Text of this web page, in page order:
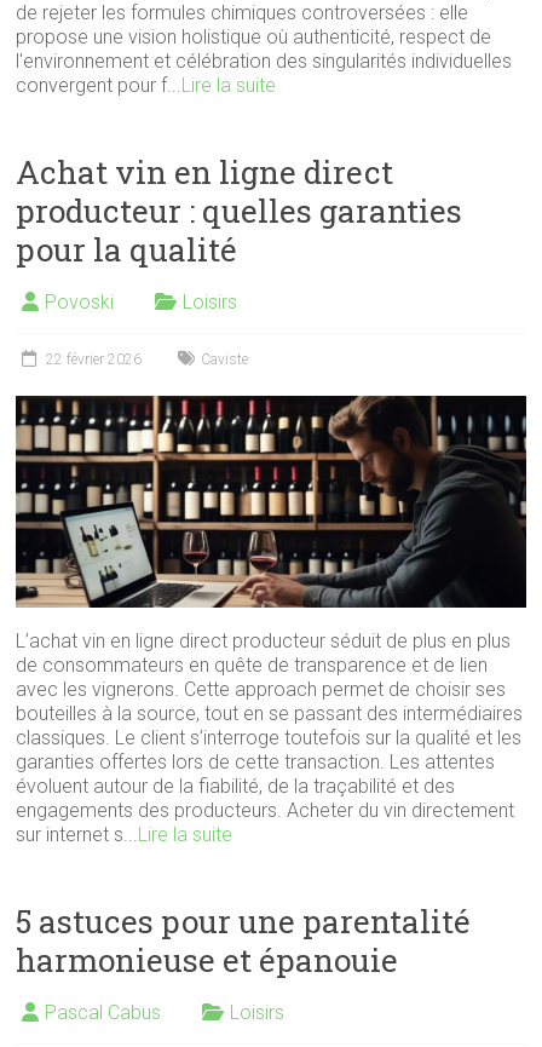
de rejeter les formules chimiques controversées : elle
propose une vision holistique où authenticité, respect de
l'environnement et célébration des singularités individuelles
convergent pour f... Lire la suite
Achat vin en ligne direct
producteur : quelles garanties
pour la qualité
Povoski Loisirs
22 février 2026 Caviste
L’achat vin en ligne direct producteur séduit de plus en plus
de consommateurs en quête de transparence et de lien
avec les vignerons. Cette approach permet de choisir ses
bouteilles à la source, tout en se passant des intermédiaires
classiques. Le client s’interroge toutefois sur la qualité et les
garanties offertes lors de cette transaction. Les attentes
évoluent autour de la fiabilité, de la traçabilité et des
engagements des producteurs. Acheter du vin directement
sur internet s...Lire la suite
5 astuces pour une parentalité
harmonieuse et épanouie
Pascal Cabus Loisirs